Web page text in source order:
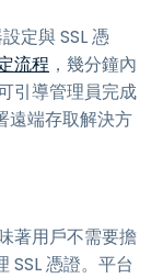
定與 SSL 憑
流程 ，幾分鐘內
引導管理員完成
遠端存取解決方
著用戶不需要擔
SSL 憑證。平台